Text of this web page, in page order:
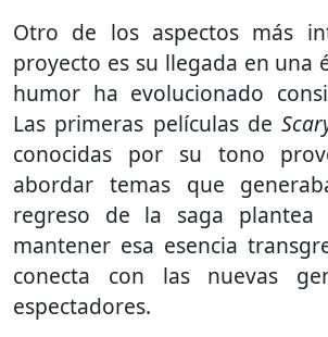
Otro de los aspectos más
proyecto es su llegada en una
humor ha evolucionado
Las primeras películas de
conocidas por su tono
abordar temas que
regreso de la saga plantea
mantener esa esencia
conecta con las nuevas
espectadores.